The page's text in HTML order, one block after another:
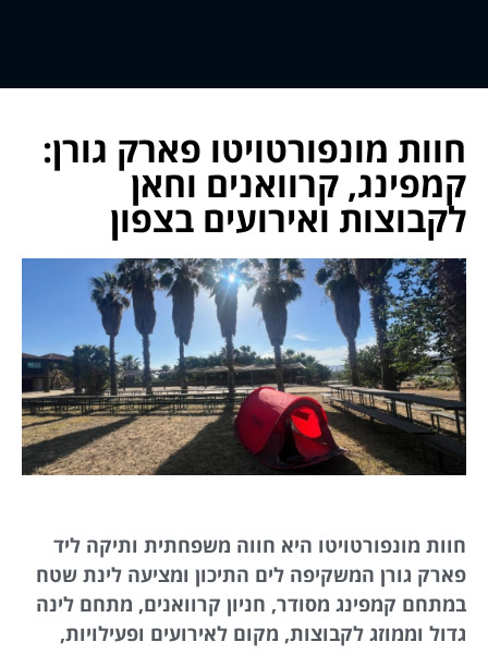
חוות מונפורטויטו פארק גורן:
קמפינג, קרוואנים וחאן
לקבוצות ואירועים בצפון
חוות מונפורטויטו היא חווה משפחתית ותיקה ליד
פארק גורן המשקיפה לים התיכון ומציעה לינת שטח
במתחם קמפינג מסודר, חניון קרוואנים, מתחם לינה
גדול וממוזג לקבוצות, מקום לאירועים ופעילויות,